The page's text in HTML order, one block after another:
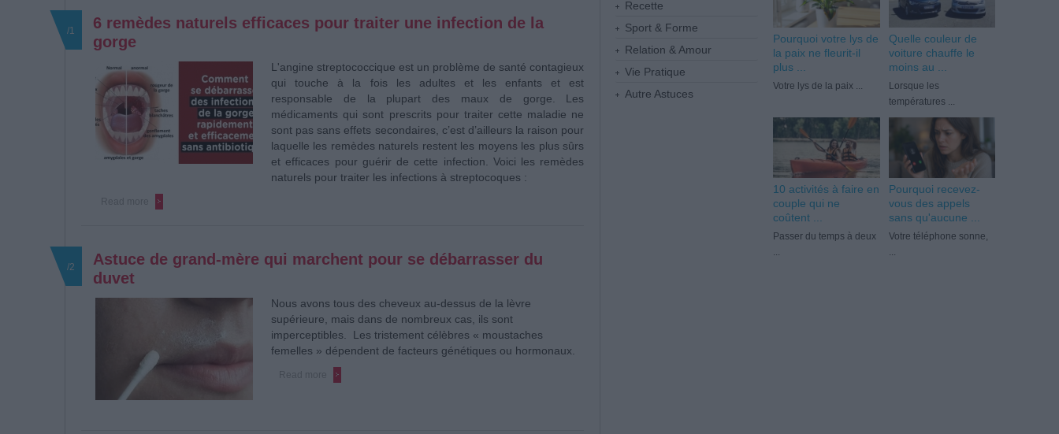
6 remèdes naturels efficaces pour traiter une infection de la
gorge
/1
L'angine streptococcique est un problème de santé contagieux
qui touche à la fois les adultes et les enfants et est
responsable de la plupart des maux de gorge. Les
médicaments qui sont prescrits pour traiter cette maladie ne
sont pas sans effets secondaires, c’est d’ailleurs la raison pour
laquelle les remèdes naturels restent les moyens les plus sûrs
et efficaces pour guérir de cette infection. Voici les remèdes
naturels pour traiter les infections à streptocoques :
Astuce de grand-mère qui marchent pour se débarrasser du
duvet
/2
Nous avons tous des cheveux au-dessus de la lèvre
supérieure, mais dans de nombreux cas, ils sont
imperceptibles. Les tristement célèbres « moustaches
femelles » dépendent de facteurs génétiques ou hormonaux.
Recette
Sport & Forme
Relation & Amour
Vie Pratique
Autre Astuces
Pourquoi votre lys de
la paix ne fleurit-il
plus ...
Votre lys de la paix ...
Quelle couleur de
voiture chauffe le
moins au ...
Lorsque les
températures ...
10 activités à faire en
couple qui ne
coûtent ...
Passer du temps à deux
...
Pourquoi recevez-
vous des appels
sans qu'aucune ...
Votre téléphone sonne,
...